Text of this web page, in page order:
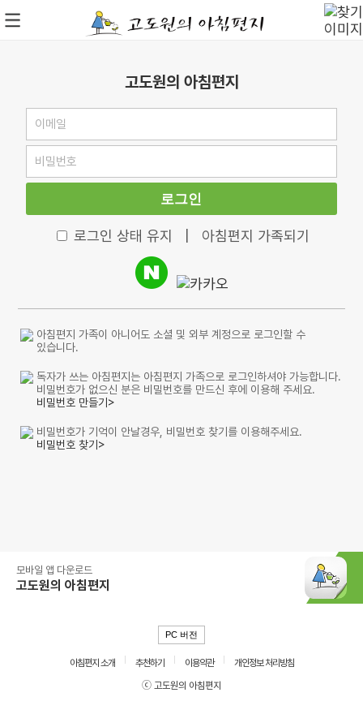
고도원의 아침편지
로그인
로그인 상태 유지 아침편지 가족되기
아침편지 가족이 아니어도 소셜 및 외부 계정으로 로그인할 수
있습니다.
독자가 쓰는 아침편지는 아침편지 가족으로 로그인하셔야 가능합니다.
비밀번호가 없으신 분은 비밀번호를 만드신 후에 이용해 주세요.
비밀번호 만들기>
비밀번호가 기억이 안날경우, 비밀번호 찾기를 이용해주세요.
비밀번호 찾기>
모바일 앱 다운로드
고도원의 아침편지
PC 버전
아침편지 소개 추천하기 이용약관
개인정보 처리방침
ⓒ 고도원의 아침편지